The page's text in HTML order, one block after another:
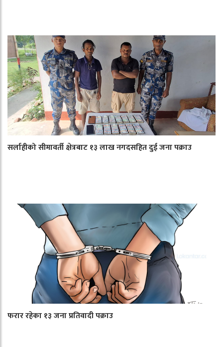
सर्लाहीको सीमावर्ती क्षेत्रबाट १३ लाख नगदसहित दुई जना पक्राउ
फरार रहेका १३ जना प्रतिवादी पक्राउ